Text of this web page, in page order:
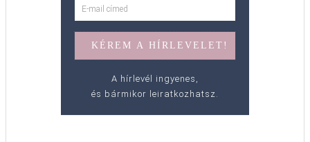
A hírlevél ingyenes,
és bármikor leiratkozhatsz.